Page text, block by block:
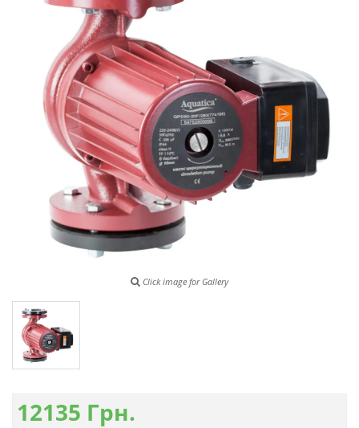
Click image for Gallery
12135 Грн.